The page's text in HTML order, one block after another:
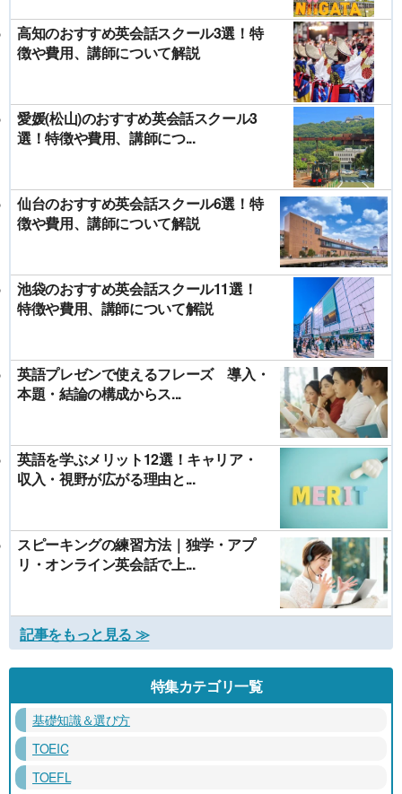
高知のおすすめ英会話スクール3選！特
徴や費用、講師について解説
愛媛(松山)のおすすめ英会話スクール3
選！特徴や費用、講師につ...
仙台のおすすめ英会話スクール6選！特
徴や費用、講師について解説
池袋のおすすめ英会話スクール11選！
特徴や費用、講師について解説
英語プレゼンで使えるフレーズ 導入・
本題・結論の構成からス...
英語を学ぶメリット12選！キャリア・
収入・視野が広がる理由と...
スピーキングの練習方法｜独学・アプ
リ・オンライン英会話で上...
記事をもっと見る ≫
特集カテゴリ一覧
基礎知識＆選び方
TOEIC
TOEFL